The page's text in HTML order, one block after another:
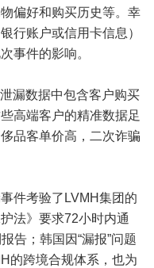
偏好和购买历史等。幸
行账户或信用卡信息）
事件的影响。
漏数据中包含客户购买
高端客户的精准数据足
品客单价高，二次诈骗
件考验了LVMH集团的
法》要求72小时内通
告；韩国因“漏报”问题
的跨境合规体系，也为